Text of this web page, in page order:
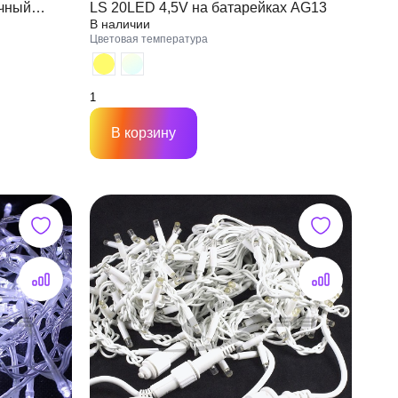
LS 20LED 4,5V на батарейках AG13
В наличии
Цветовая температура
В корзину